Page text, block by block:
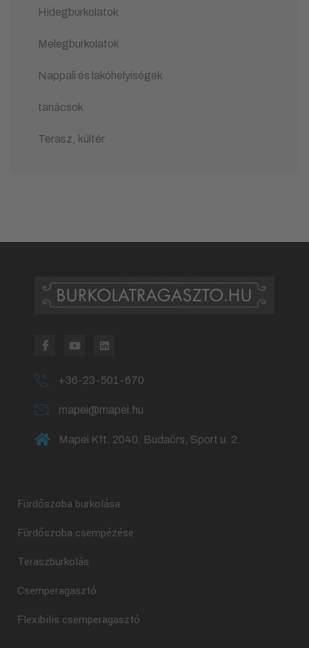
Hidegburkolatok
Melegburkolatok
Nappali és lakóhelyiségek
tanácsok
Terasz, kültér
+36-23-501-670
mapei@mapei.hu
Mapei Kft. 2040. Budaörs, Sport u. 2.
Fürdőszoba burkolása
Fürdőszoba csempézése
Teraszburkolás
Csemperagasztó
Flexibilis csemperagasztó